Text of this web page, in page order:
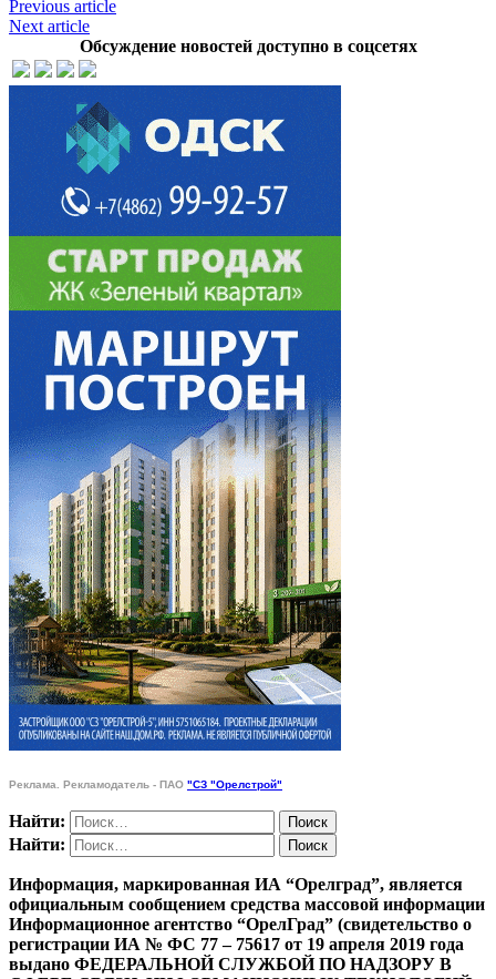
Previous article
Next article
Обсуждение новостей доступно в соцсетях
Реклама. Рекламодатель - ПАО "СЗ "Орелстрой"
Найти:
Найти:
Информация, маркированная ИА “Орелград”, является
официальным сообщением средства массовой информации
Информационное агентство “ОрелГрад” (свидетельство о
регистрации ИА № ФС 77 – 75617 от 19 апреля 2019 года
выдано ФЕДЕРАЛЬНОЙ СЛУЖБОЙ ПО НАДЗОРУ В